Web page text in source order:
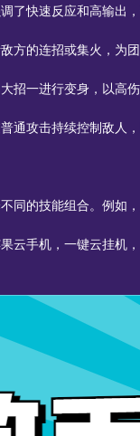
了快速反应和高输出，
方的连招或集火，为团
招一进行变身，以高
通攻击持续控制敌人，
同的技能组合。例如
云手机，一键云挂机，